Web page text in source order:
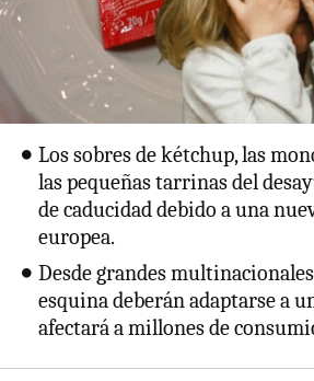
Los sobres de kétchup, las
las pequeñas tarrinas del
de caducidad debido a una
europea.
Desde grandes
esquina deberán adaptarse a
afectará a millones de